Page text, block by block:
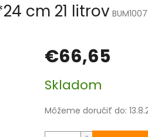
cm 21 litrov
€66,65
cena:
Skladom
Môžeme doručiť do: